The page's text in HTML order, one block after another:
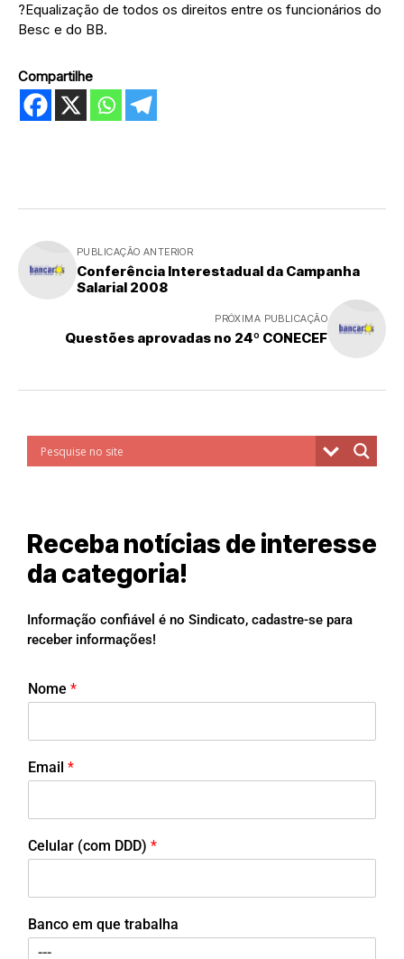
?Equalização de todos os direitos entre os funcionários do
Besc e do BB.
Compartilhe
PUBLICAÇÃO ANTERIOR
Conferência Interestadual da Campanha
Salarial 2008
PRÓXIMA PUBLICAÇÃO
Questões aprovadas no 24º CONECEF
Receba notícias de interesse
da categoria!
Informação confiável é no Sindicato, cadastre-se para
receber informações!
Nome *
Email *
Celular (com DDD) *
Banco em que trabalha